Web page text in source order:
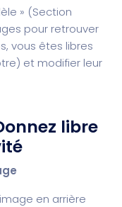
» (Section
pour retrouver
vous êtes libres
et modifier leur
libre
en arrière